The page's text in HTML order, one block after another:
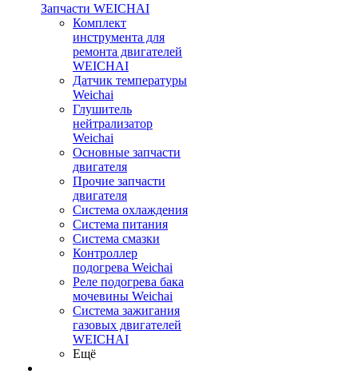
Запчасти WEICHAI
Комплект
инструмента для
ремонта двигателей
WEICHAI
Датчик температуры
Weichai
Глушитель
нейтрализатор
Weichai
Основные запчасти
двигателя
Прочие запчасти
двигателя
Система охлаждения
Система питания
Система смазки
Контроллер
подогрева Weichai
Реле подогрева бака
мочевины Weichai
Система зажигания
газовых двигателей
WEICHAI
Ещё